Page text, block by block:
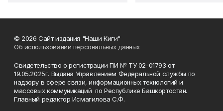
© 2026 Сайт издания "Наши Киги"
Об использовании персональных данных
Свидетельство о регистрации ПИ № ТУ 02-01793 от
19.05.2025г. Выдана Управлением Федеральной службы по
надзору в сфере связи, информационных технологий и
массовых коммуникаций по Республике Башкортостан.
Главный редактор Исмагилова С.Ф.